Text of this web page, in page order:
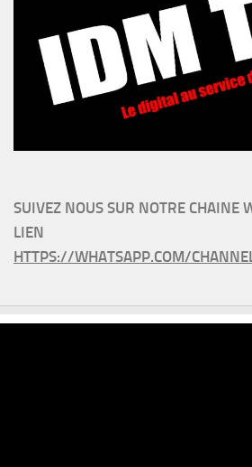
SUIVEZ NOUS SUR NOTRE CHAINE
LIEN
HTTPS://WHATSAPP.COM/